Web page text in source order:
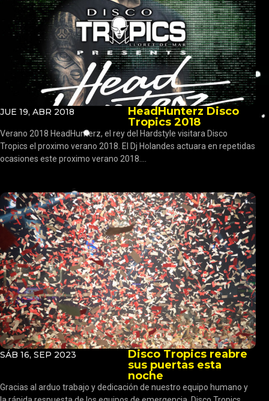
JUE 19, ABR 2018
HeadHunterz Disco
Tropics 2018
Verano 2018 HeadHunterz, el rey del Hardstyle visitara Disco
Tropics el proximo verano 2018. El Dj Holandes actuara en repetidas
ocasiones este proximo verano 2018....
SÁB 16, SEP 2023
Disco Tropics reabre
sus puertas esta
noche
Gracias al arduo trabajo y dedicación de nuestro equipo humano y